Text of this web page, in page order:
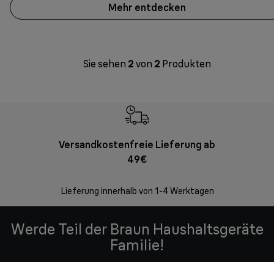
Mehr entdecken
Sie sehen 2 von 2 Produkten
Versandkostenfreie Lieferung ab
49€
Lieferung innerhalb von 1-4 Werktagen
Werde Teil der Braun Haushaltsgeräte
Familie!